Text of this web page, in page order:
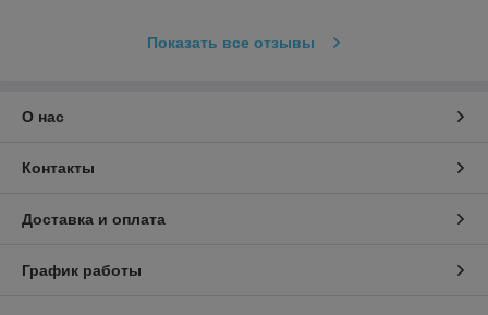
Показать все отзывы
О нас
Контакты
Доставка и оплата
График работы